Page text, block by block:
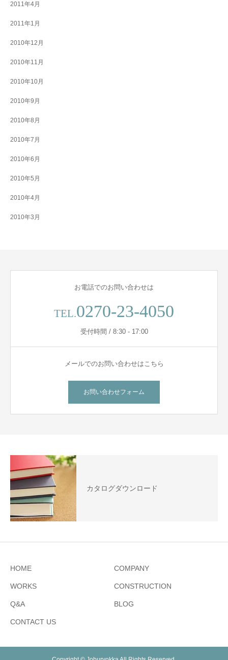
2011年4月
2011年1月
2010年12月
2010年11月
2010年10月
2010年9月
2010年8月
2010年7月
2010年6月
2010年5月
2010年4月
2010年3月
お電話でのお問い合わせは
TEL.0270-23-4050
受付時間 / 8:30 - 17:00
メールでのお問い合わせはこちら
お問い合わせフォーム
カタログダウンロード
HOME COMPANY
WORKS CONSTRUCTION
Q&A BLOG
CONTACT US